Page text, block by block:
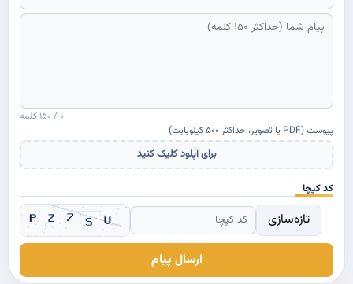
۰ / ۱۵۰ کلمه
پیوست (PDF یا تصویر، حداکثر ۵۰۰ کیلوبایت)
برای آپلود کلیک کنید
کد کپچا
تازه‌سازی
ارسال پیام